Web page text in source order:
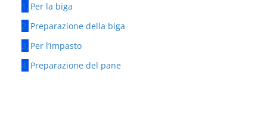
Per la biga
Preparazione della biga
Per l’impasto
Preparazione del pane